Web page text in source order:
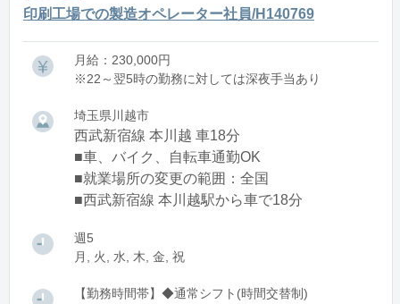
印刷工場での製造オペレーター社員/H140769
月給：230,000円
※22～翌5時の勤務に対しては深夜手当あり
埼玉県川越市
西武新宿線 本川越 車18分
■車、バイク、自転車通勤OK
■就業場所の変更の範囲：全国
■西武新宿線 本川越駅から車で18分
週5
月, 火, 水, 木, 金, 祝
【勤務時間帯】◆通常シフト(時間交替制)